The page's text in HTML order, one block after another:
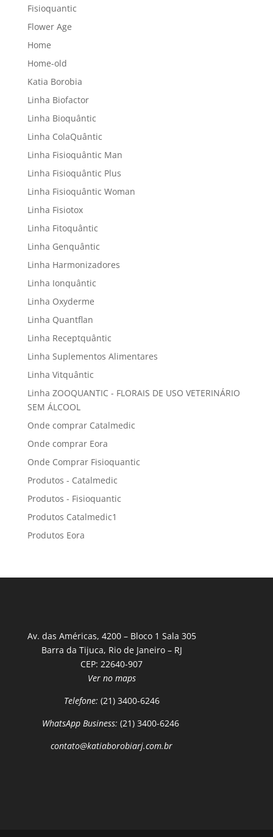
Fisioquantic
Flower Age
Home
Home-old
Katia Borobia
Linha Biofactor
Linha Bioquântic
Linha ColaQuântic
Linha Fisioquântic Man
Linha Fisioquântic Plus
Linha Fisioquântic Woman
Linha Fisiotox
Linha Fitoquântic
Linha Genquântic
Linha Harmonizadores
Linha Ionquântic
Linha Oxyderme
Linha Quantflan
Linha Receptquântic
Linha Suplementos Alimentares
Linha Vitquântic
Linha ZOOQUANTIC - FLORAIS DE USO VETERINÁRIO
SEM ÁLCOOL
Onde comprar Catalmedic
Onde comprar Eora
Onde Comprar Fisioquantic
Produtos - Catalmedic
Produtos - Fisioquantic
Produtos Catalmedic1
Produtos Eora
Av. das Américas, 4200 – Bloco 1 Sala 305
Barra da Tijuca, Rio de Janeiro – RJ
CEP: 22640-907
Ver no maps
Telefone: (21) 3400-6246
WhatsApp Business: (21) 3400-6246
contato@katiaborobiarj.com.br